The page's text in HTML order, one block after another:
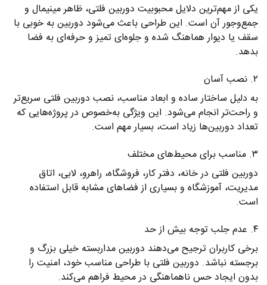
یکی از مهم‌ترین دلایل محبوبیت دوربین فلتی، ظاهر مینیمال و
جمع‌وجور آن است. این طراحی باعث می‌شود دوربین به خوبی با
سقف یا دیوار هماهنگ شده و جلوه‌ای تمیز و حرفه‌ای به فضا
بدهد.
۲. نصب آسان
به دلیل ساختار ساده و ابعاد مناسب، نصب دوربین فلتی سریع‌تر
و راحت‌تر انجام می‌شود. این ویژگی به‌خصوص در پروژه‌هایی که
تعداد دوربین‌ها زیاد است، بسیار مهم است.
۳. مناسب برای محیط‌های مختلف
دوربین فلتی در خانه، دفتر کار، فروشگاه، راهرو، لابی، اتاق
مدیریت، آموزشگاه و بسیاری از فضاهای مشابه قابل استفاده
است.
۴. عدم جلب توجه بیش از حد
برخی کاربران ترجیح می‌دهند دوربین مداربسته خیلی بزرگ و
برجسته نباشد. دوربین فلتی با طراحی مناسب خود، امنیت را
بدون ایجاد حس ناهماهنگی در محیط فراهم می‌کند.